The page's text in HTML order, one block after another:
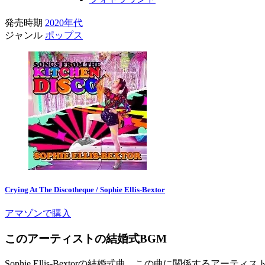
発売時期 2020年代
ジャンル ポップス
Crying At The Discotheque / Sophie Ellis-Bextor
アマゾンで購入
このアーティストの結婚式BGM